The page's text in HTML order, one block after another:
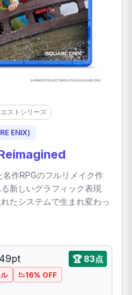
エストシリーズ
ENIX)
作RPGのフルリメイク作
新しいグラフィック表現
たシステムで生まれ変わっ
49pt 🏆83点
16% OFF